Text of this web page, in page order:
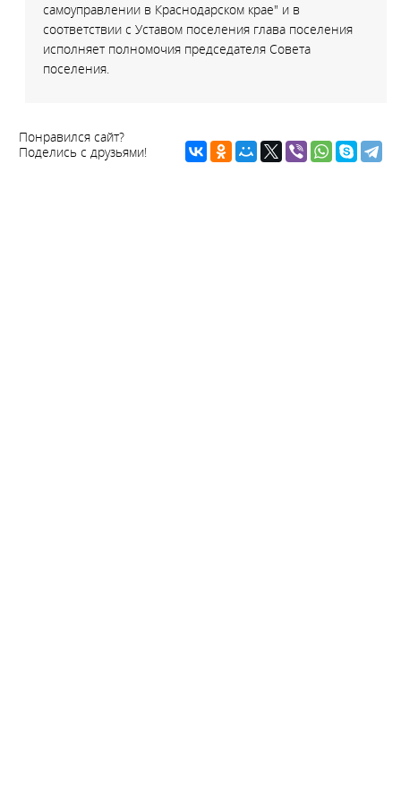
самоуправлении в Краснодарском крае" и в
соответствии с Уставом поселения глава поселения
исполняет полномочия председателя Совета
поселения.
Понравился сайт?
Поделись с друзьями!